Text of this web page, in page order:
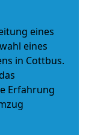
eines
eines
in Cottbus.
Erfahrung